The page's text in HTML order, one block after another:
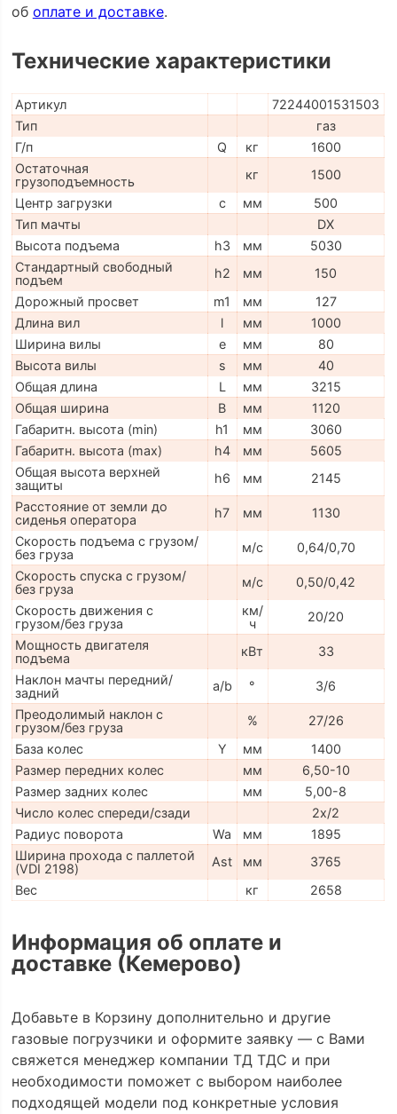
об оплате и доставке.
Технические характеристики
Артикул
72244001531503
Тип
газ
Г/п
Q кг
1600
Остаточная
грузоподъемность
кг
1500
Центр загрузки
c мм
500
Тип мачты
DX
Высота подъема
h3 мм
5030
Стандартный свободный
подъем
h2 мм
150
Дорожный просвет
m1 мм
127
Длина вил
l мм
1000
Ширина вилы
e мм
80
Высота вилы
s мм
40
Общая длина
L мм
3215
Общая ширина
B мм
1120
Габаритн. высота (min)
h1 мм
3060
Габаритн. высота (max)
h4 мм
5605
Общая высота верхней
защиты
h6 мм
2145
Расстояние от земли до
сиденья оператора
h7 мм
1130
Скорость подъема с грузом/
без груза
м/с
0,64/0,70
Скорость спуска с грузом/
без груза
м/с
0,50/0,42
Скорость движения с
грузом/без груза
км/
ч
20/20
Мощность двигателя
подъема
кВт
33
Наклон мачты передний/
задний
a/b °
3/6
Преодолимый наклон с
грузом/без груза
%
27/26
База колес
Y мм
1400
Размер передних колес
мм
6,50-10
Размер задних колес
мм
5,00-8
Число колес спереди/сзади
2x/2
Радиус поворота
Wa мм
1895
Ширина прохода с паллетой
(VDI 2198)
Ast мм
3765
Вес
кг 2658
Информация об оплате и
доставке (Кемерово)
Добавьте в Корзину дополнительно и другие
газовые погрузчики и оформите заявку — с Вами
свяжется менеджер компании ТД ТДС и при
необходимости поможет с выбором наиболее
подходящей модели под конкретные условия